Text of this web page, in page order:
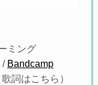
ミング
/ Bandcamp
歌詞はこちら）